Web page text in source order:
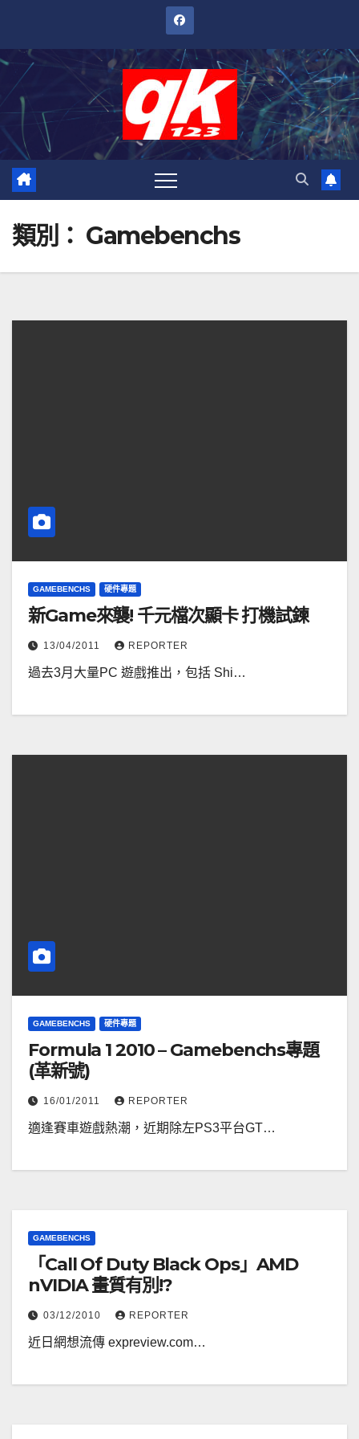
內
類別： Gamebenchs
GAMEBENCHS 硬件專題
新Game來襲! 千元檔次顯卡 打機試鍊
13/04/2011 REPORTER
過去3月大量PC 遊戲推出，包括 Shi…
GAMEBENCHS 硬件專題
Formula 1 2010 – Gamebenchs專題
(革新號)
16/01/2011 REPORTER
適逢賽車遊戲熱潮，近期除左PS3平台GT…
GAMEBENCHS
「Call Of Duty Black Ops」AMD
nVIDIA 畫質有別!?
03/12/2010 REPORTER
近日網想流傳 expreview.com…